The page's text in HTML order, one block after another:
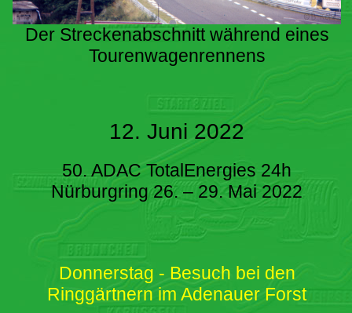
Der Streckenabschnitt während eines
Tourenwagenrennens
12. Juni 2022
50. ADAC TotalEnergies 24h
Nürburgring 26. – 29. Mai 2022
Donnerstag - Besuch bei den
Ringgärtnern im Adenauer Forst